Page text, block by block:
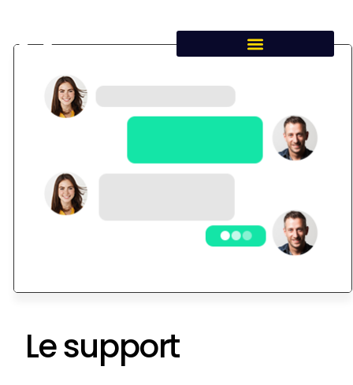
Le support